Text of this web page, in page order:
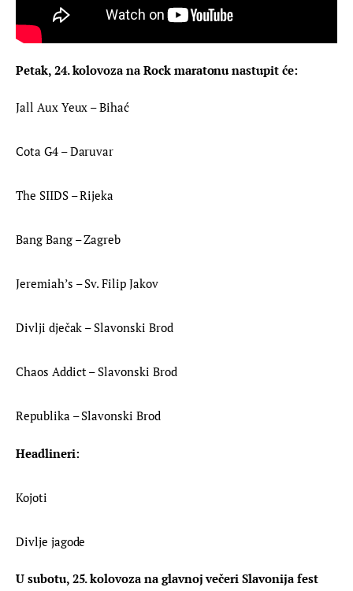
Petak, 24. kolovoza na Rock maratonu nastupit će:
Jall Aux Yeux – Bihać
Cota G4 – Daruvar
The SIIDS – Rijeka
Bang Bang – Zagreb
Jeremiah’s – Sv. Filip Jakov
Divlji dječak – Slavonski Brod
Chaos Addict – Slavonski Brod
Republika – Slavonski Brod
Headlineri:
Kojoti
Divlje jagode
U subotu, 25. kolovoza na glavnoj večeri Slavonija fest